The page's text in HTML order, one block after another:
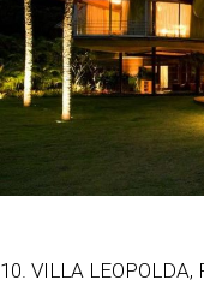
10. VILLA LEOPOLDA,